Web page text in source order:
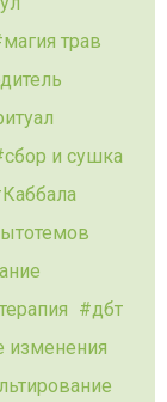
магия трав
сбор и сушка
Каббала
дбт
изменения